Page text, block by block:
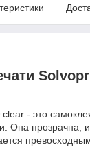
- это
Она прозрачна,